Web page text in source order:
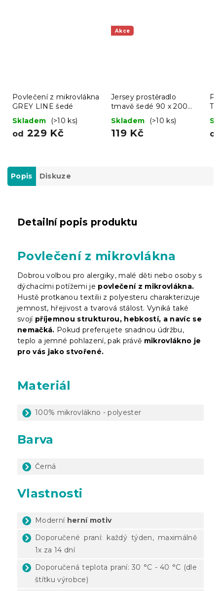
Povlečení z mikrovlákna
GREY LINE šedé
Skladem
(>10 ks)
od 229 Kč
Akce
Jersey prostěradlo
tmavě šedé 90 x 200
cm
Skladem (>10 ks)
119 Kč od
Popis Diskuze
Detailní popis produktu
Povlečení z mikrovlákna
Dobrou volbou pro alergiky, malé děti nebo osoby s
dýchacími potížemi je povlečení z mikrovlákna.
Hustě protkanou textilii z polyesteru charakterizuje
jemnost, hřejivost a tvarová stálost. Vyniká také
svojí příjemnou strukturou, hebkostí, a navíc se
nemačká. Pokud preferujete snadnou údržbu,
teplo a jemné pohlazení, pak právě mikrovlákno je
pro vás jako stvořené.
Materiál
100% mikrovlákno - polyester
Barva
Černá
Vlastnosti
Moderní hernímotiv
Doporučené praní: každý týden, maximálně
1x za 14 dní
Doporučená teplota praní: 30 °C - 40 °C (dle
štítku výrobce)